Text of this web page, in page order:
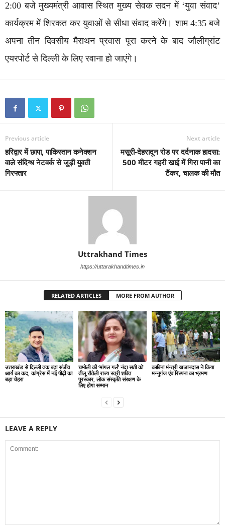
2:00 बजे मुख्यमंत्री आवास स्थित मुख्य सेवक सदन में ‘युवा संवाद’
कार्यक्रम में शिरकत कर युवाओं से सीधा संवाद करेंगे। शाम 4:35 बजे
अपना तीन दिवसीय मैराथन प्रवास पूरा करने के बाद जौलीग्रांट
एयरपोर्ट से दिल्ली के लिए रवाना हो जाएंगे।
Previous article
हरिद्वार में छापा, पाकिस्तान कनेक्शन
वाले संदिग्ध नेटवर्क से जुड़ी युवती
गिरफ्तार
Next article
मसूरी-देहरादून रोड पर दर्दनाक हादसा:
500 मीटर गहरी खाई में गिरा पानी का
टैंकर, चालक की मौत
Uttrakhand Times
https://uttarakhandtimes.in
RELATED ARTICLES MORE FROM AUTHOR
उत्तराखंड से दिल्ली तक बढ़ा संजीव
आर्य का कद, कांग्रेस में नई पीढ़ी का
बड़ा चेहरा
चमोली की ‘मांगल गर्ल’ नंदा सती को
तीलू रौतेली राज्य स्त्री शक्ति
पुरस्कार, लोक संस्कृति संरक्षण के
लिए होगा सम्मान
काबिना मंन्त्री खजानदास ने किया
मन्नुगंज एंव रिस्पना का भ्रमण
LEAVE A REPLY